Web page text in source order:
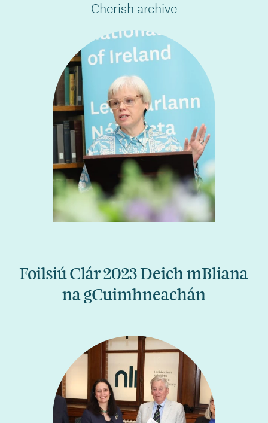
Cherish archive
Foilsiú Clár 2023 Deich mBliana
na gCuimhneachán